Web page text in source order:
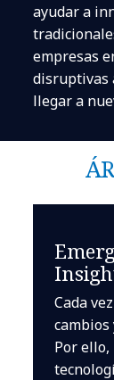
ayudar a
empresas
disruptivas
llegar a
Cada
cambios
Por ello,